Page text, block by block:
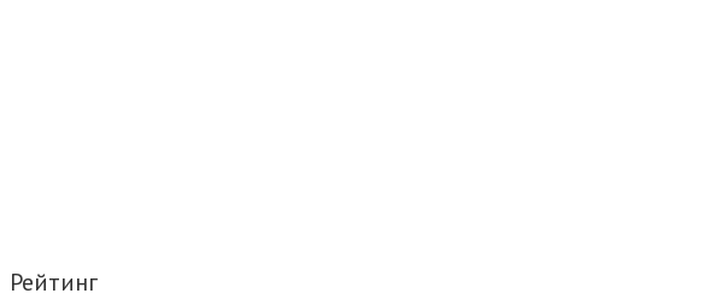
Рейтинг